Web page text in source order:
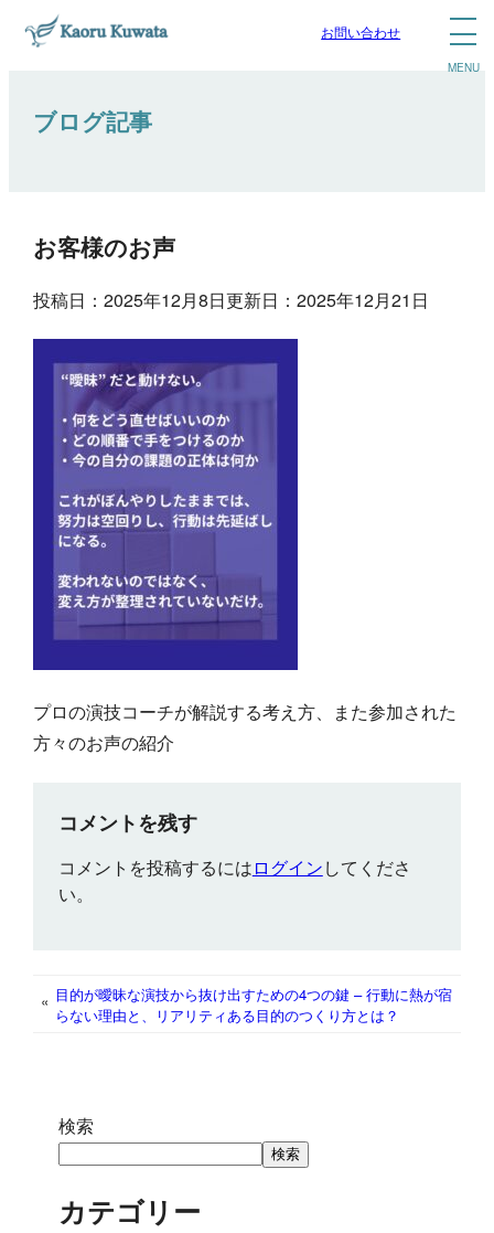
お問い合わせ
ブログ記事
お客様のお声
投稿日：2025年12月8日更新日：2025年12月21日
プロの演技コーチが解説する考え方、また参加された
方々のお声の紹介
コメントを残す
コメントを投稿するにはログインしてくださ
い。
« 目的が曖昧な演技から抜け出すための4つの鍵 – 行動に熱が宿
らない理由と、リアリティある目的のつくり方とは？
検索
検索
カテゴリー